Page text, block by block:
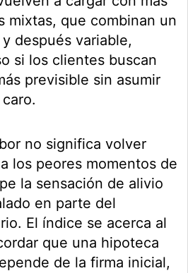
mixtas, que combinan un
después variable,
si los clientes buscan
previsible sin asumir
no significa volver
los peores momentos de
la sensación de alivio
en parte del
El índice se acerca al
que una hipoteca
de la firma inicial,